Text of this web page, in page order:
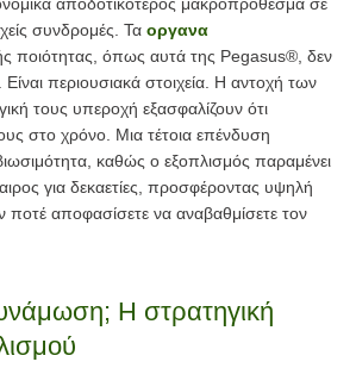
αποδοτικότερος μακροπρόθεσμα σε
συνδρομές. Τα οργανα
ποιότητας, όπως αυτά της Pegasus®, δεν
Είναι περιουσιακά στοιχεία. Η αντοχή των
τους υπεροχή εξασφαλίζουν ότι
στο χρόνο. Μια τέτοια επένδυση
καθώς ο εξοπλισμός παραμένει
για δεκαετίες, προσφέροντας υψηλή
ποτέ αποφασίσετε να αναβαθμίσετε τον
Η στρατηγική